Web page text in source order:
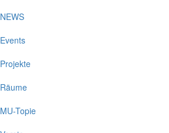
NEWS
Events
Projekte
Räume
MU-Topie